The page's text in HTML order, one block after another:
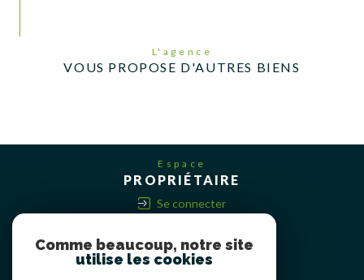
L'agence
VOUS PROPOSE D'AUTRES BIENS
Espace
PROPRIÉTAIRE
Se connecter
Comme beaucoup, notre site
utilise les cookies